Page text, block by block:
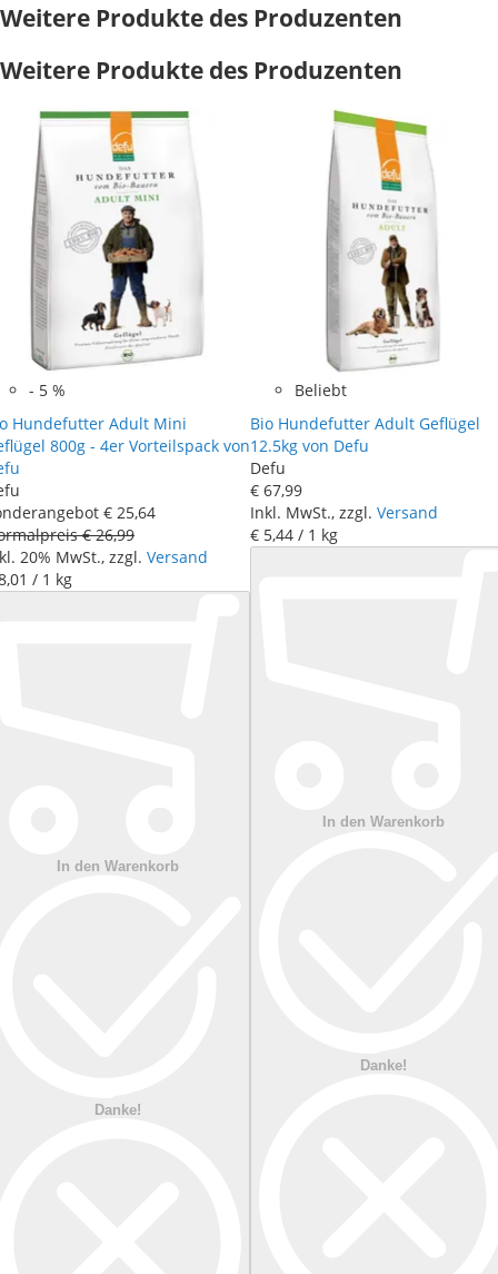
Weitere Produkte des Produzenten
Weitere Produkte des Produzenten
- 5 %
Hundefutter Adult Mini
800g - 4er Vorteilspack von
€ 25,64
€ 26,99
20% MwSt., zzgl. Versand
,01 / 1 kg
In den Warenkorb
Danke!
Beliebt
Bio Hundefutter Adult Geflügel
12.5kg von Defu
Defu
€ 67,99
Inkl. MwSt., zzgl. Versand
€ 5,44 / 1 kg
In den Warenkorb
Danke!